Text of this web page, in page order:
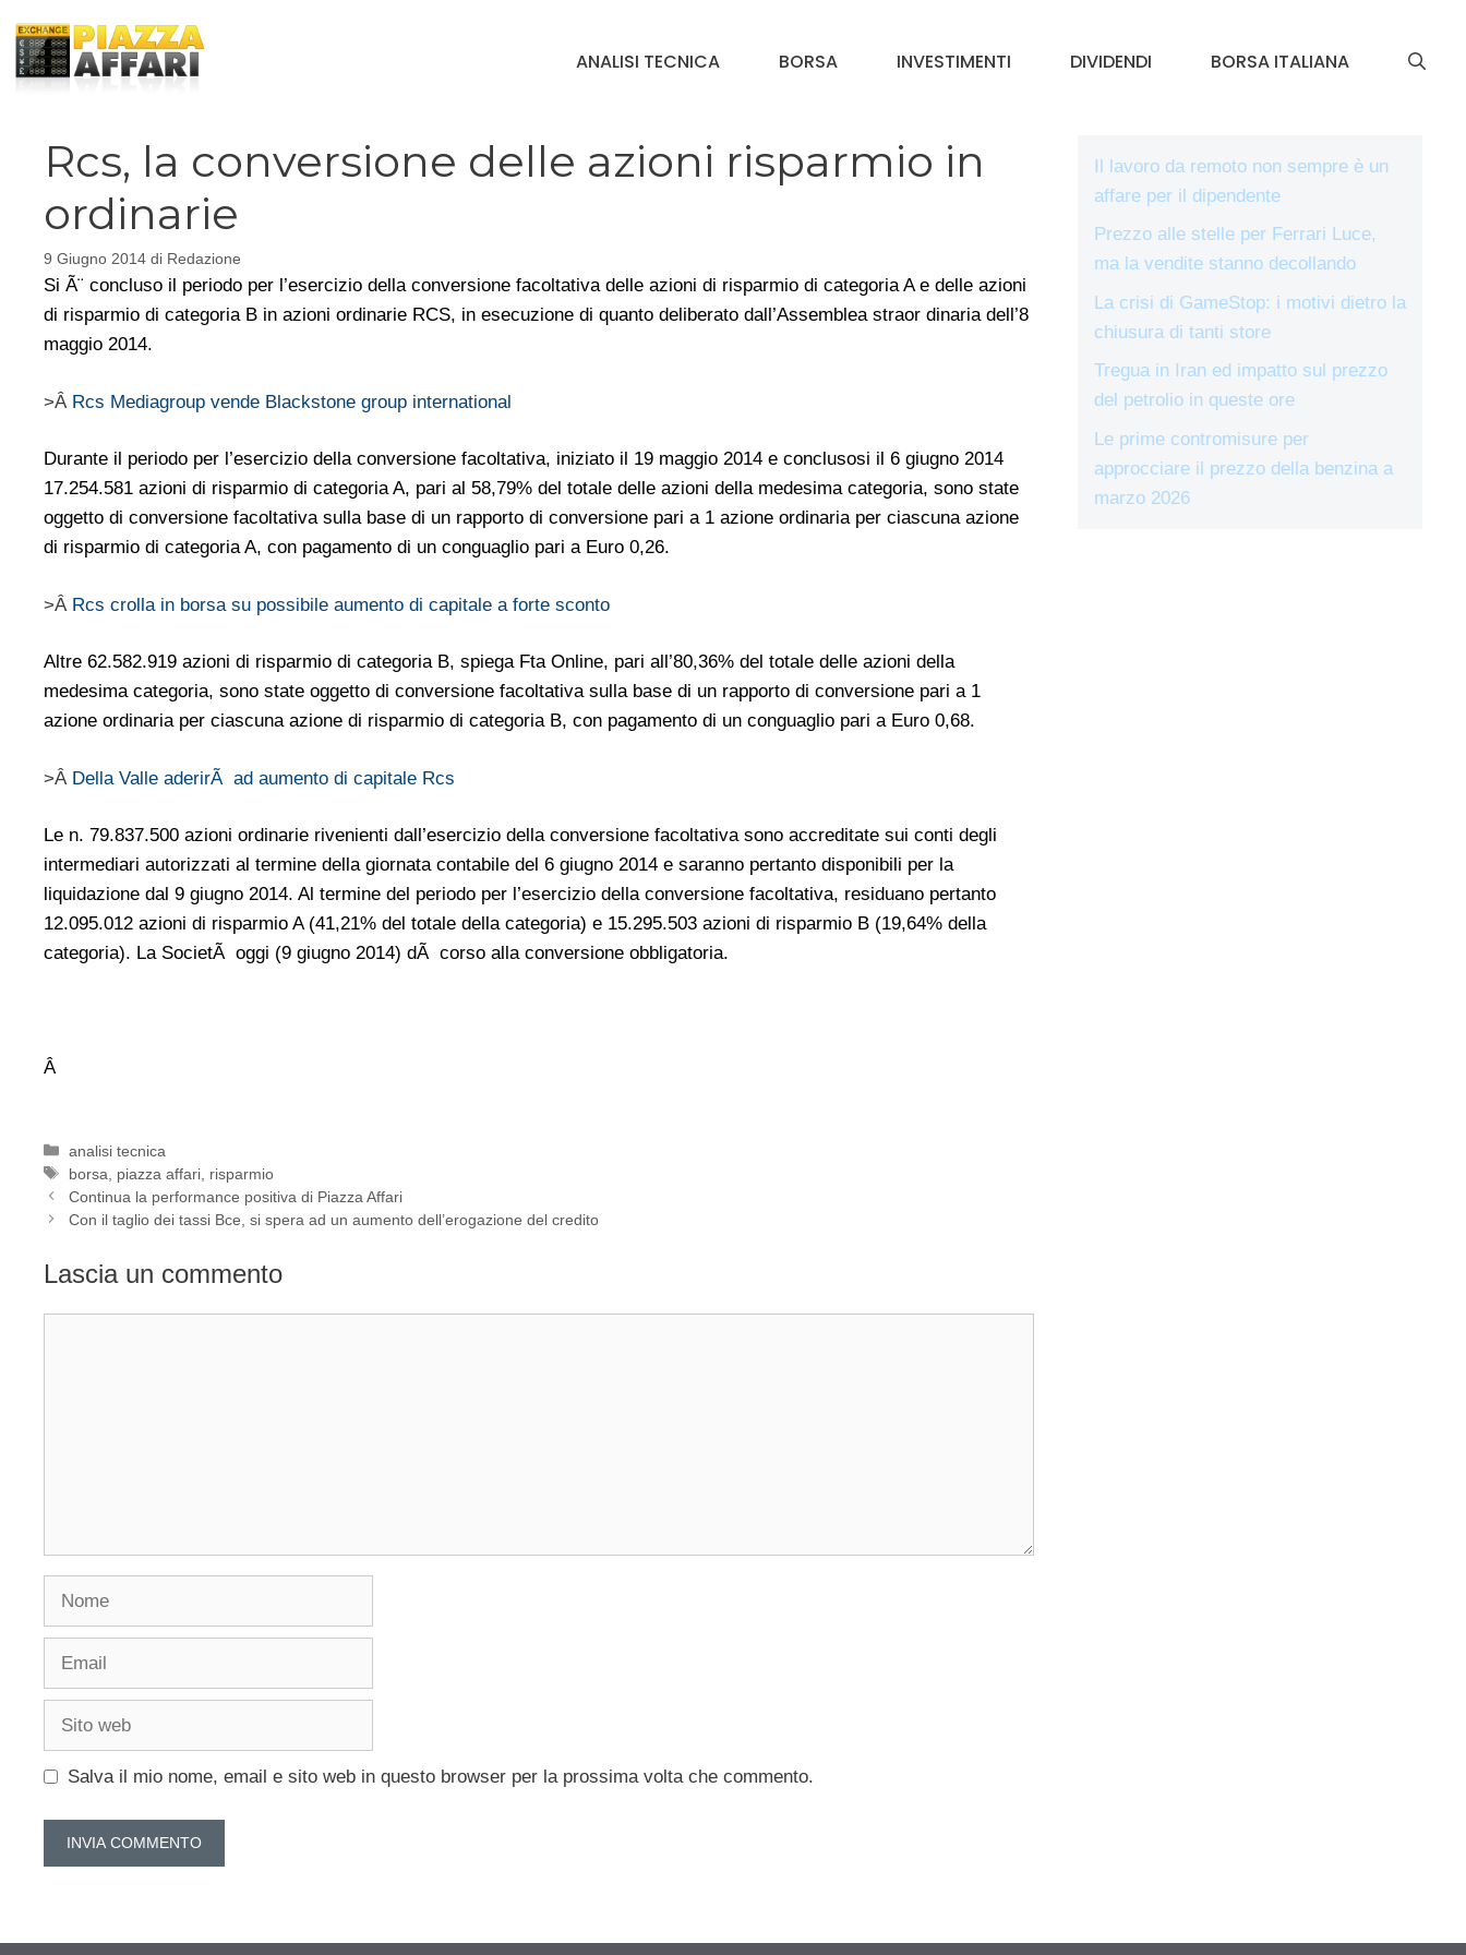
contenuto
ANALISI TECNICA BORSA INVESTIMENTI DIVIDENDI BORSA ITALIANA
Rcs, la conversione delle azioni risparmio in
ordinarie
9 Giugno 2014 di Redazione
Si Ã¨ concluso il periodo per l’esercizio della conversione facoltativa delle azioni di risparmio di categoria A e delle azioni
di risparmio di categoria B in azioni ordinarie RCS, in esecuzione di quanto deliberato dall’Assemblea straor dinaria dell’8
maggio 2014.
>Â Rcs Mediagroup vende Blackstone group international
Durante il periodo per l’esercizio della conversione facoltativa, iniziato il 19 maggio 2014 e conclusosi il 6 giugno 2014
17.254.581 azioni di risparmio di categoria A, pari al 58,79% del totale delle azioni della medesima categoria, sono state
oggetto di conversione facoltativa sulla base di un rapporto di conversione pari a 1 azione ordinaria per ciascuna azione
di risparmio di categoria A, con pagamento di un conguaglio pari a Euro 0,26.
>Â Rcs crolla in borsa su possibile aumento di capitale a forte sconto
Altre 62.582.919 azioni di risparmio di categoria B, spiega Fta Online, pari all’80,36% del totale delle azioni della
medesima categoria, sono state oggetto di conversione facoltativa sulla base di un rapporto di conversione pari a 1
azione ordinaria per ciascuna azione di risparmio di categoria B, con pagamento di un conguaglio pari a Euro 0,68.
>Â Della Valle aderirÃ ad aumento di capitale Rcs
Le n. 79.837.500 azioni ordinarie rivenienti dall’esercizio della conversione facoltativa sono accreditate sui conti degli
intermediari autorizzati al termine della giornata contabile del 6 giugno 2014 e saranno pertanto disponibili per la
liquidazione dal 9 giugno 2014. Al termine del periodo per l’esercizio della conversione facoltativa, residuano pertanto
12.095.012 azioni di risparmio A (41,21% del totale della categoria) e 15.295.503 azioni di risparmio B (19,64% della
categoria). La SocietÃ oggi (9 giugno 2014) dÃ corso alla conversione obbligatoria.
Â
Categorie
analisi tecnica
Tag
borsa piazza affari risparmio
Continua la performance positiva di Piazza Affari
Con il taglio dei tassi Bce, si spera ad un aumento dell’erogazione del credito
Lascia un commento
Nome
Email
Sito
Salva il mio nome, email e sito web in questo browser per la prossima volta che commento.
Il lavoro da remoto non sempre è un
affare per il dipendente
Prezzo alle stelle per Ferrari Luce,
ma la vendite stanno decollando
La crisi di GameStop: i motivi dietro la
chiusura di tanti store
Tregua in Iran ed impatto sul prezzo
del petrolio in queste ore
Le prime contromisure per
approcciare il prezzo della benzina a
marzo 2026